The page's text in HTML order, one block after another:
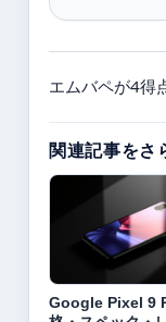
エムバペが4得
関連記事をさ
Google Pixel 9